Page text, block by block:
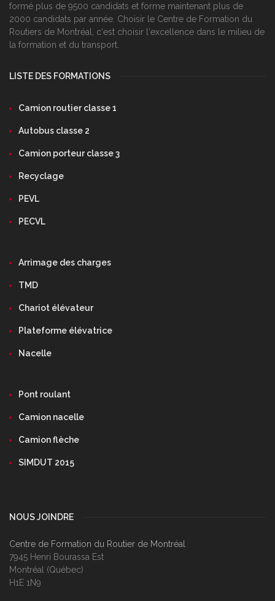
formé plus de 9500 candidats et forme maintenant plus de
2000 candidats par année. Choisir le Centre de Formation du
Routiers de Montréal, c‘est choisir l‘excellence dans le milieu de
la formation et du transport.
LISTE DES FORMATIONS
Camion routier classe 1
Autobus classe 2
Camion porteur classe 3
Recyclage
PEVL
PECVL
Arrimage des charges
TMD
Chariot élévateur
Plateforme élévatrice
Nacelle
Pont roulant
Camion nacelle
Camion flèche
SIMDUT 2015
NOUS JOINDRE
Centre de Formation du Routier de Montréal
7945 Henri Bourassa Est
Montréal (Québec)
H1E 1N9